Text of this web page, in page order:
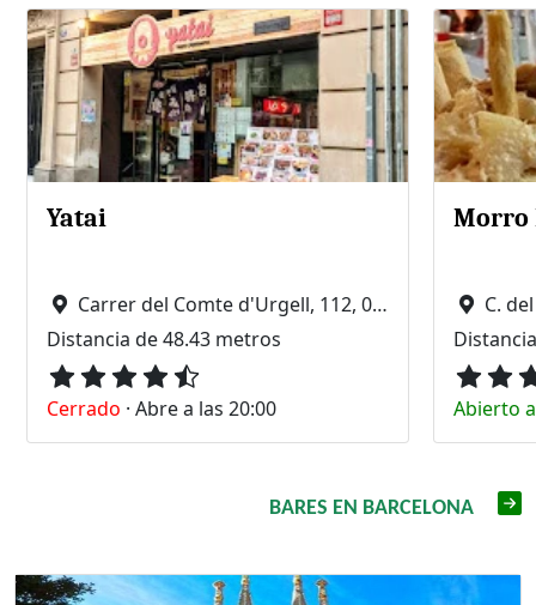
Yatai
Carrer del Comte d'Urgell, 112, 08011 Barcelona
Distancia de 48.43 metros
Cerrado · Abre a las 20:00
Morro
C. del
Abierto
BARES EN BARCELONA